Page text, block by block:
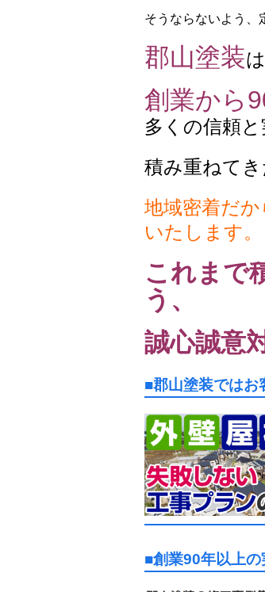
そうならないよう、
郡山塗装は
創業から
多くの信頼と
積み重ねて
地域密着だ
いたします。
これまで
う、
誠心誠意
■郡山塗装ではお
■創業90年以上の